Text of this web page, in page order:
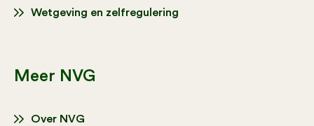
Wetgeving en zelfregulering
Meer NVG
Over NVG